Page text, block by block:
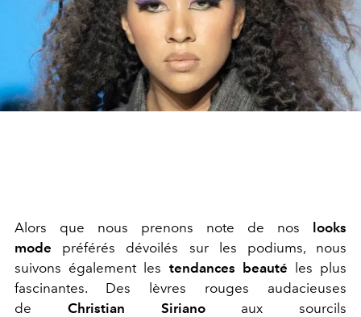
Alors que nous prenons note de nos
looks
mode
préférés dévoilés sur les podiums, nous
suivons également les tendances beauté
les plus
fascinantes. Des
lèvres rouges
audacieuses
de
Christian Siriano aux
sourcils